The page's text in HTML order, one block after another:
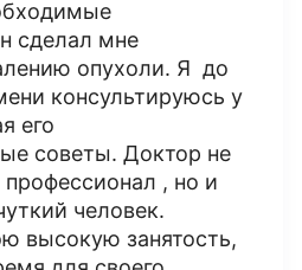
сделал мне
опухоли. Я до
консультируюсь у
его
советы. Доктор не
, но и
человек.
высокую занятость,